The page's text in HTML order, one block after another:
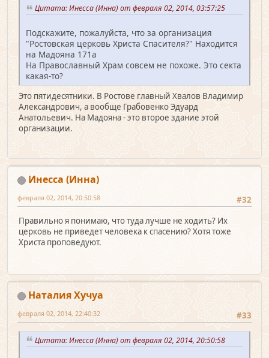
Цитата: Инесса (Инна) от февраля 02, 2014, 03:57:25
Подскажите, пожалуйста, что за организация
"Ростовская церковь Христа Спасителя?" Находится
на Мадояна 171а
На Православный Храм совсем не похоже. Это секта
какая-то?
Это пятидесятники. В Ростове главный Хвалов Владимир
Александрович, а вообще Грабовенко Эдуард
Анатольевич. На Мадояна - это второе здание этой
организации.
Инесса (Инна)
#32
февраля 02, 2014, 20:50:58
Правильно я понимаю, что туда лучше не ходить? Их
церковь не приведет человека к спасению? Хотя тоже
Христа проповедуют.
Наталия Хучуа
#33
февраля 02, 2014, 22:40:32
Цитата: Инесса (Инна) от февраля 02, 2014, 20:50:58